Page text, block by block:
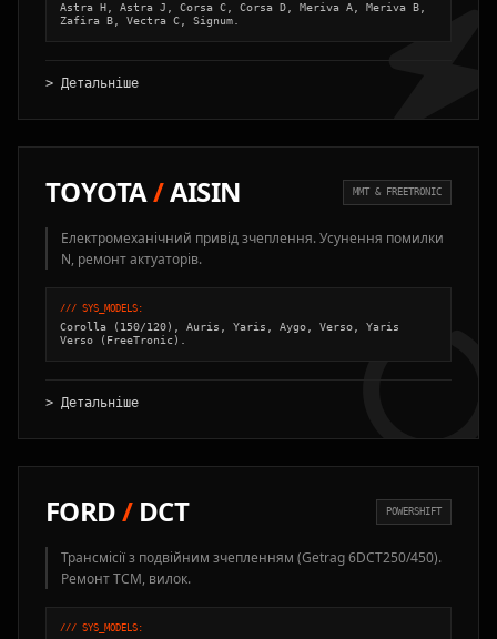
Astra H, Astra J, Corsa C, Corsa D, Meriva A, Meriva B,
Zafira B, Vectra C, Signum.
> Детальніше
TOYOTA/AISIN MMT & FREETRONIC
Електромеханічний привід зчеплення. Усунення помилки
N, ремонт актуаторів.
/// SYS_MODELS:
Corolla (150/120), Auris, Yaris, Aygo, Verso, Yaris
Verso (FreeTronic).
> Детальніше
FORD/DCT POWERSHIFT
Трансмісії з подвійним зчепленням (Getrag 6DCT250/450).
Ремонт TCM, вилок.
/// SYS_MODELS: